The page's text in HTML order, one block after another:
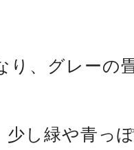
り、グレーの
少し緑や青っ